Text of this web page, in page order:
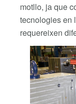
motllo, ja que
tecnologies en
requereixen